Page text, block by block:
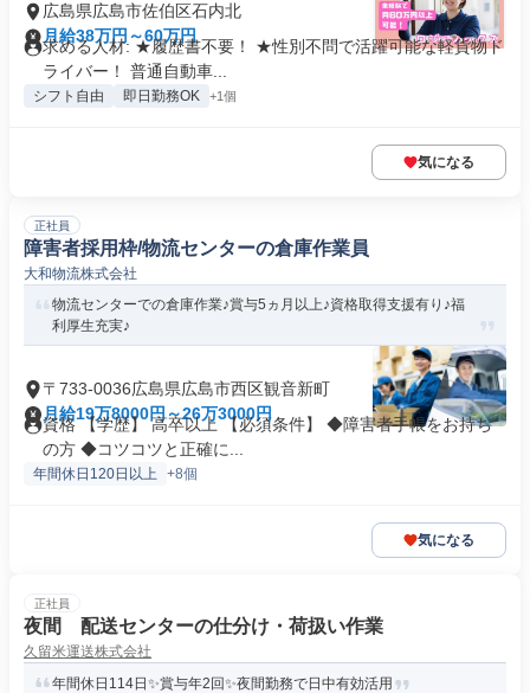
広島県広島市佐伯区石内北
月給38万円～60万円
求める人材: ★履歴書不要！ ★性別不問で活躍可能な軽貨物ド
ライバー！ 普通自動車...
シフト自由 即日勤務OK +1個
気になる
正社員
障害者採用枠/物流センターの倉庫作業員
大和物流株式会社
物流センターでの倉庫作業♪賞与5ヵ月以上♪資格取得支援有り♪福
利厚生充実♪
〒733-0036広島県広島市西区観音新町
月給19万8000円～26万3000円
資格 【学歴】 高卒以上 【必須条件】 ◆障害者手帳をお持ち
の方 ◆コツコツと正確に...
年間休日120日以上 +8個
気になる
正社員
夜間 配送センターの仕分け・荷扱い作業
久留米運送株式会社
年間休日114日✨賞与年2回✨夜間勤務で日中有効活用